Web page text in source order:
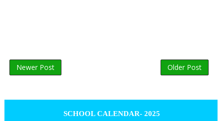
Newer Post Older Post
SCHOOL CALENDAR- 2025